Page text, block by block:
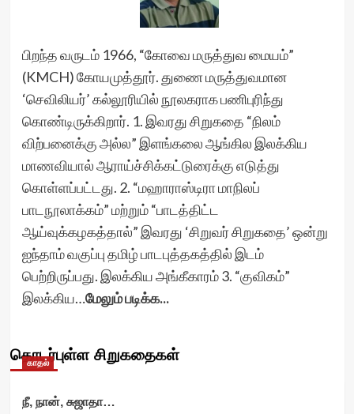
பிறந்த வருடம் 1966, “கோவை மருத்துவ மையம்”
(KMCH) கோயமுத்தூர். துணை மருத்துவமான
‘செவிலியர்’ கல்லூரியில் நூலகராக பணிபுரிந்து
கொண்டிருக்கிறார். 1. இவரது சிறுகதை “நிலம்
விற்பனைக்கு அல்ல” இளங்கலை ஆங்கில இலக்கிய
மாணவியால் ஆராய்ச்சிக்கட்டுரைக்கு எடுத்து
கொள்ளப்பட்டது. 2. “மஹாராஸ்டிரா மாநிலப்
பாடநூலாக்கம்” மற்றும் “பாடத்திட்ட
ஆய்வுக்கழகத்தால்” இவரது ‘சிறுவர் சிறுகதை’ ஒன்று
ஐந்தாம் வகுப்பு தமிழ் பாடபுத்தகத்தில் இடம்
பெற்றிருப்பது. இலக்கிய அங்கீகாரம் 3. “குவிகம்”
இலக்கிய…மேலும் படிக்க...
தொடர்புள்ள சிறுகதைகள்
காதல்
நீ, நான், சுஜாதா…